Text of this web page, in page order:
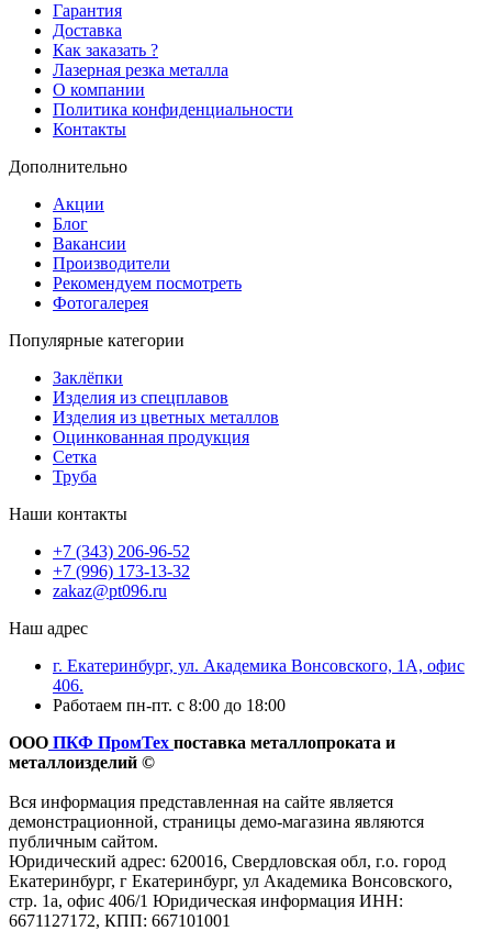
Гарантия
Доставка
Как заказать ?
Лазерная резка металла
О компании
Политика конфиденциальности
Контакты
Дополнительно
Акции
Блог
Вакансии
Производители
Рекомендуем посмотреть
Фотогалерея
Популярные категории
Заклёпки
Изделия из спецплавов
Изделия из цветных металлов
Оцинкованная продукция
Сетка
Труба
Наши контакты
+7 (343) 206-96-52
+7 (996) 173-13-32
zakaz@pt096.ru
Наш адрес
г. Екатеринбург, ул. Академика Вонсовского, 1А, офис
406.
Работаем пн-пт. с 8:00 до 18:00
ООО ПКФ ПромТех поставка металлопроката и
металлоизделий ©
Вся информация представленная на сайте является
демонстрационной, страницы демо-магазина являются
публичным сайтом.
Юридический адрес: 620016, Свердловская обл, г.о. город
Екатеринбург, г Екатеринбург, ул Академика Вонсовского,
стр. 1а, офис 406/1 Юридическая информация ИНН:
6671127172, КПП: 667101001